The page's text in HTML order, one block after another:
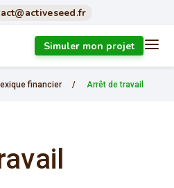
Simuler mon projet
financier / Arrêt de travail